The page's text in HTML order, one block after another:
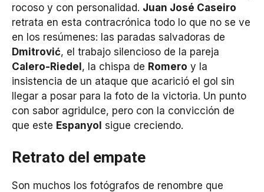
rocoso y con personalidad. Juan José Caseiro
retrata en esta contracrónica todo lo que no se ve
en los resúmenes: las paradas salvadoras de
Dmitrović, el trabajo silencioso de la pareja
Calero-Riedel , la chispa de Romero y la
insistencia de un ataque que acarició el gol sin
llegar a posar para la foto de la victoria. Un punto
con sabor agridulce, pero con la convicción de
que este Espanyol sigue creciendo.
Retrato del empate
Son muchos los fotógrafos de renombre que